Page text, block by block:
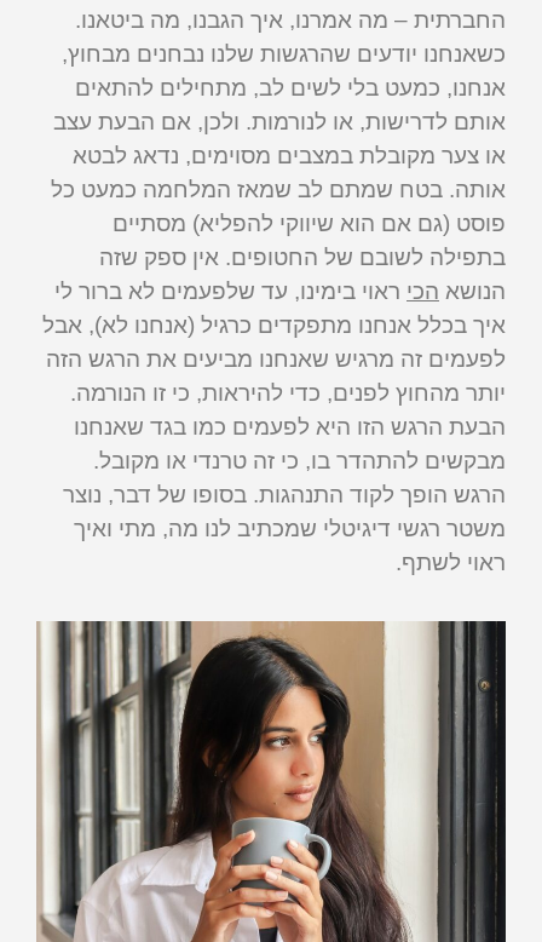
החברתית – מה אמרנו, איך הגבנו, מה ביטאנו.
כשאנחנו יודעים שהרגשות שלנו נבחנים מבחוץ,
אנחנו, כמעט בלי לשים לב, מתחילים להתאים
אותם לדרישות, או לנורמות. ולכן, אם הבעת עצב
או צער מקובלת במצבים מסוימים, נדאג לבטא
אותה. בטח שמתם לב שמאז המלחמה כמעט כל
פוסט (גם אם הוא שיווקי להפליא) מסתיים
בתפילה לשובם של החטופים. אין ספק שזה
הנושא הכי ראוי בימינו, עד שלפעמים לא ברור לי
איך בכלל אנחנו מתפקדים כרגיל (אנחנו לא), אבל
לפעמים זה מרגיש שאנחנו מביעים את הרגש הזה
יותר מהחוץ לפנים, כדי להיראות, כי זו הנורמה.
הבעת הרגש הזו היא לפעמים כמו בגד שאנחנו
מבקשים להתהדר בו, כי זה טרנדי או מקובל.
הרגש הופך לקוד התנהגות. בסופו של דבר, נוצר
משטר רגשי דיגיטלי שמכתיב לנו מה, מתי ואיך
ראוי לשתף.